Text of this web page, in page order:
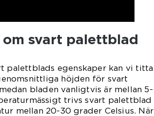
svart palettblad
palettblads egenskaper kan vi titta
höjden för svart
bladen vanligtvis är mellan 5-
trivs svart palettblad
mellan 20-30 grader Celsius. När